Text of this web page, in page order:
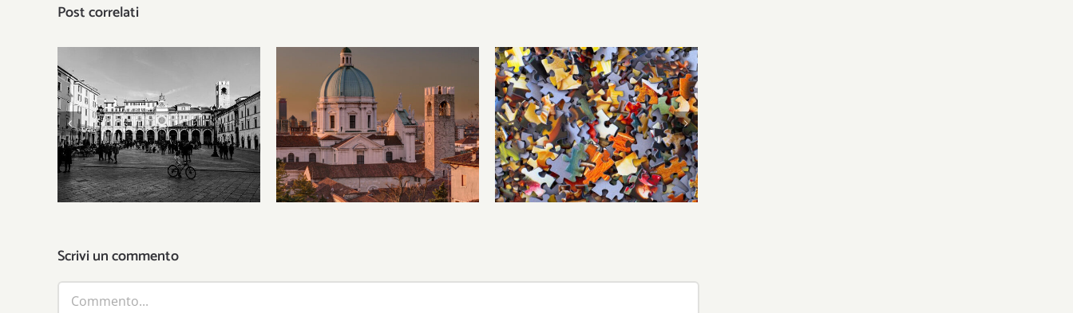
Post correlati
Il patriottismo municipale
del leone
Gli Stati li hanno inventati
gli uomini, ma le città le
ha inventate Dio
Problemi locali, risposte
globali
Scrivi un commento